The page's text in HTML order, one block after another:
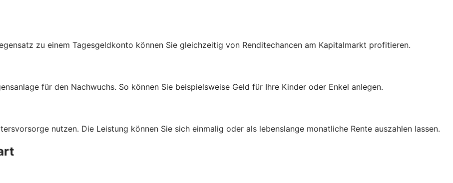
zu einem Tagesgeldkonto können Sie gleichzeitig von Renditechancen am Kapitalmarkt profitieren.
für den Nachwuchs. So können Sie beispielsweise Geld für Ihre Kinder oder Enkel anlegen.
nutzen. Die Leistung können Sie sich einmalig oder als lebenslange monatliche Rente auszahlen lassen.